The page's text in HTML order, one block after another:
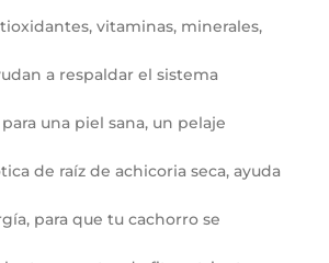
vitaminas, minerales,
a respaldar el sistema
una piel sana, un pelaje
de raíz de achicoria seca, ayuda
para que tu cachorro se